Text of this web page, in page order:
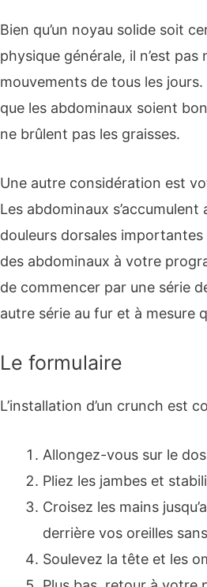
Bien qu’un noyau solide soit
physique générale, il n’est
mouvements de tous les
que les abdominaux soient
ne brûlent pas les graisses.
Une autre considération est
Les abdominaux
douleurs dorsales
des abdominaux à votre
de commencer par une série
autre série au fur et à mesure
Le formulaire
L’installation d’un crunch est
Allongez-vous sur le
Pliez les jambes et
Croisez les mains
derrière vos oreilles
Soulevez la tête et les